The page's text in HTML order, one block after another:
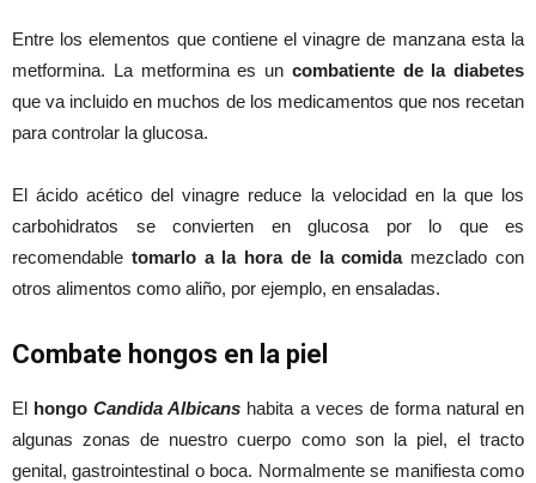
Entre los elementos que contiene el vinagre de manzana esta la
metformina. La metformina es un combatiente de la diabetes
que va incluido en muchos de los medicamentos que nos recetan
para controlar la glucosa.
El ácido acético del vinagre reduce la velocidad en la que los
carbohidratos se convierten en glucosa por lo que es
recomendable tomarlo a la hora de la comidamezclado con
otros alimentos como aliño, por ejemplo, en ensaladas.
Combate hongos en la piel
El hongoCandida Albicans habita a veces de forma natural en
algunas zonas de nuestro cuerpo como son la piel, el tracto
genital, gastrointestinal o boca. Normalmente se manifiesta como